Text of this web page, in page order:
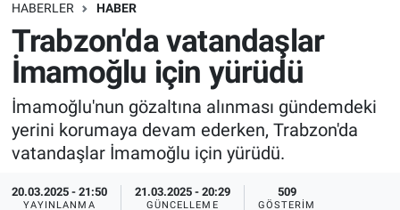
HABERLER HABER
Trabzon'da vatandaşlar
İmamoğlu için yürüdü
İmamoğlu'nun gözaltına alınması gündemdeki
yerini korumaya devam ederken, Trabzon'da
vatandaşlar İmamoğlu için yürüdü.
20.03.2025 - 21:50
YAYINLANMA
21.03.2025 - 20:29
GÜNCELLEME
509
GÖSTERIM
Bilim turu
Bilim ve Teknoloji Evreni
Doğa Konuşuyor
Dünya
Ege Saati
Dünya
Teknoloji
Sağlık
Spor
Yayın Akışı
Trafik Durumu
Süper Lig Puan Durumu ve Fikstür
Tüm Manşetler
Son Dakika Haberleri
Haber Arşivi